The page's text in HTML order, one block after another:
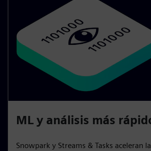
ML y análisis más
Snowpark y Streams & Tasks aceleran